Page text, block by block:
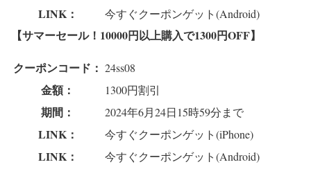
LINK： 今すぐクーポンゲット(Android)
【サマーセール！10000円以上購入で1300円OFF】
クーポンコード： 24ss08
金額： 1300円割引
期間： 2024年6月24日15時59分まで
LINK： 今すぐクーポンゲット(iPhone)
LINK： 今すぐクーポンゲット(Android)